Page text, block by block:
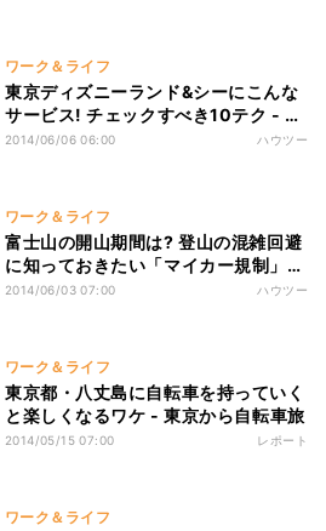
ワーク＆ライフ
東京ディズニーランド&シーにこんな
サービス! チェックすべき10テク - 前
編
2014/06/06 06:00 ハウツー
ワーク＆ライフ
富士山の開山期間は? 登山の混雑回避
に知っておきたい「マイカー規制」と
は
2014/06/03 07:00 ハウツー
ワーク＆ライフ
東京都・八丈島に自転車を持っていく
と楽しくなるワケ - 東京から自転車旅
2014/05/15 07:00 レポート
ワーク＆ライフ